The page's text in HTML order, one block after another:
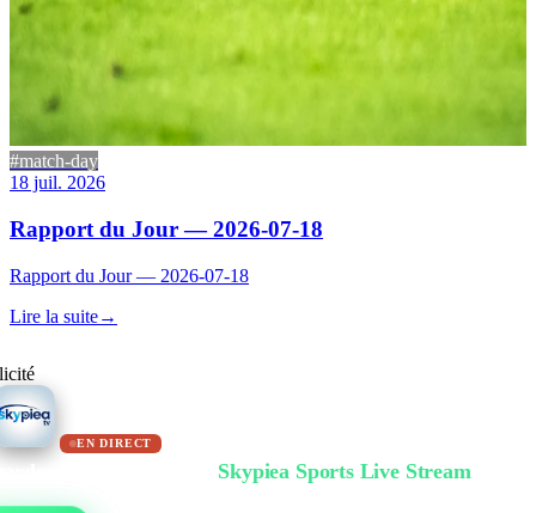
#match-day
18 juil. 2026
Rapport du Jour — 2026-07-18
Rapport du Jour — 2026-07-18
Lire la suite→
EN DIRECT
Skypiea Sports Live Stream